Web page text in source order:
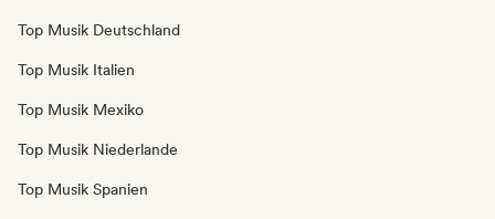
Top Musik Deutschland
Top Musik Italien
Top Musik Mexiko
Top Musik Niederlande
Top Musik Spanien